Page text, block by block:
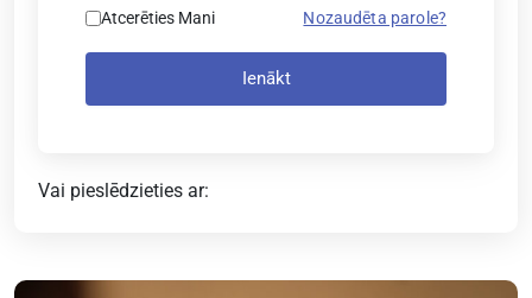
Atcerēties Mani Nozaudēta parole?
Ienākt
Vai pieslēdzieties ar: